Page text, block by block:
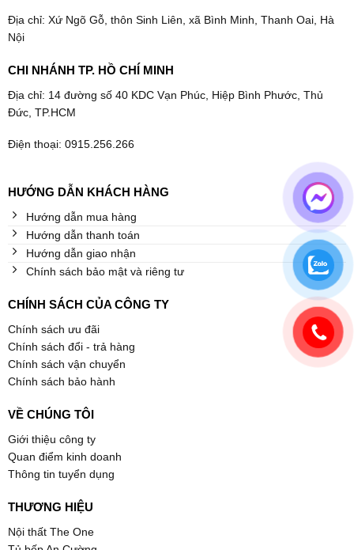
Địa chỉ: Xứ Ngõ Gỗ, thôn Sinh Liên, xã Bình Minh, Thanh Oai, Hà
Nội
CHI NHÁNH TP. HỒ CHÍ MINH
Địa chỉ: 14 đường số 40 KDC Vạn Phúc, Hiệp Bình Phước, Thủ
Đức, TP.HCM
Điện thoại: 0915.256.266
HƯỚNG DẪN KHÁCH HÀNG
Hướng dẫn mua hàng
Hướng dẫn thanh toán
Hướng dẫn giao nhận
Chính sách bảo mật và riêng tư
CHÍNH SÁCH CỦA CÔNG TY
Chính sách ưu đãi
Chính sách đổi - trả hàng
Chính sách vận chuyển
Chính sách bảo hành
VỀ CHÚNG TÔI
Giới thiệu công ty
Quan điểm kinh doanh
Thông tin tuyển dụng
THƯƠNG HIỆU
Nội thất The One